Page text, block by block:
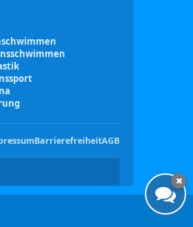
BarrierefreiheitAGB